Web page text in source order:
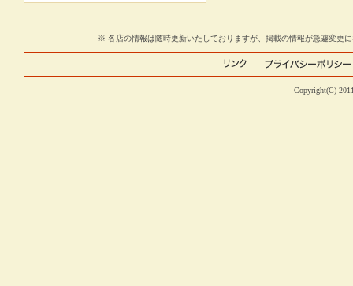
※ 各店の情報は随時更新いたしておりますが、掲載の情報が急遽変更
Copyright(C)